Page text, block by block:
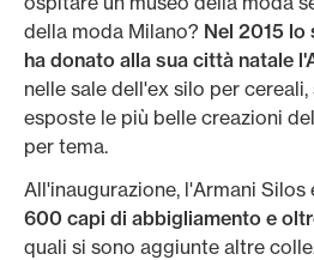
della moda Milano? Nel 2015
ha donato alla sua città natale
nelle sale dell'ex silo per
esposte le più belle creazioni
per tema.
All'inaugurazione, l'Armani Silos
600 capi di abbigliamento e
quali si sono aggiunte altre